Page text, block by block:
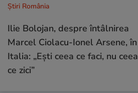
Știri România
Ilie Bolojan, despre întâlnirea
Marcel Ciolacu-Ionel Arsene, în
Italia: „Eşti ceea ce faci, nu ceea
ce zici”